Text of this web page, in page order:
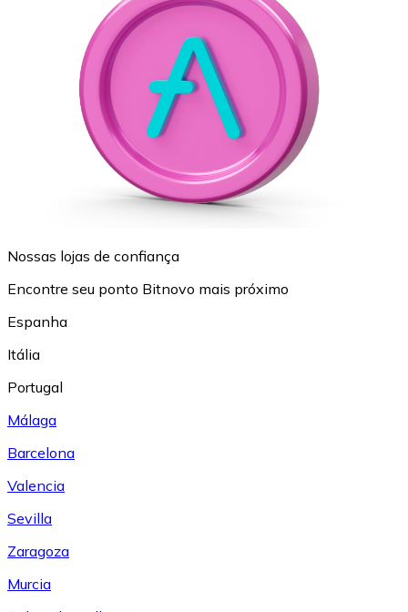
Nossas lojas de confiança
Encontre seu ponto Bitnovo mais próximo
Espanha
Itália
Portugal
Málaga
Barcelona
Valencia
Sevilla
Zaragoza
Murcia